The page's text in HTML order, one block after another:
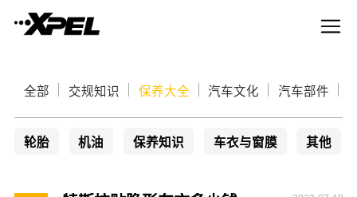
全部 交规知识 保养大全 汽车文化 汽车部件
轮胎 机油 保养知识 车衣与窗膜 其他